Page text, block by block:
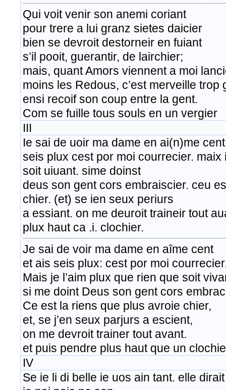
Qui voit venir son anemi coriant
pour trere a lui granz sietes daicier
bien se devroit destorneir en fuiant
s’il pooit, guerantir, de lairchier;
mais, quant Amors viennent a moi
moins les Redous, c’est merveille trop
ensi recoif son coup entre la gent.
Com se fuille tous souls en un vergier
III
Ie sai de uoir ma dame en ai(n)me
seis plux cest por moi courrecier.
soit uiuant. sime doinst
deus son gent cors embraiscier. ceu
chier. (et) se ien seux periurs
a essiant. on me deuroit traineir tout
plux haut ca .i. clochier.
Je sai de voir ma dame en aîme cent
et ais seis plux: cest por moi
Mais je l’aim plux que rien que soit
si me doint Deus son gent cors
Ce est la riens que plus avroie chier,
et, se j’en seux parjurs a escient,
on me devroit trainer tout avant.
et puis pendre plus haut que un
IV
Se ie li di belle ie uos ain tant. elle